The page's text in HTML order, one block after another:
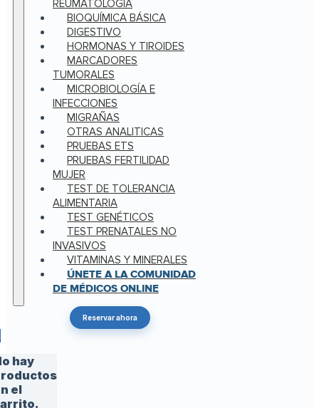
REUMATOLOGÍA
BIOQUÍMICA BÁSICA
DIGESTIVO
HORMONAS Y TIROIDES
MARCADORES
TUMORALES
MICROBIOLOGÍA E
INFECCIONES
MIGRAÑAS
OTRAS ANALITICAS
PRUEBAS ETS
PRUEBAS FERTILIDAD
MUJER
TEST DE TOLERANCIA
ALIMENTARIA
TEST GENÉTICOS
TEST PRENATALES NO
INVASIVOS
VITAMINAS Y MINERALES
ÚNETE A LA COMUNIDAD
DE MÉDICOS ONLINE
Reservar ahora
hay
el